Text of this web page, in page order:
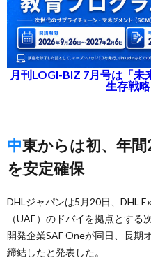
月刊LOGI-BIZ 7月号は「未
生存戦
中東からは初、年間2万5000tの未混合分
を安定確保
DHLジャパンは5月20日、DHL
（UAE）のドバイを拠点とする
開発企業SAF Oneが同日、長期
締結したと発表した。